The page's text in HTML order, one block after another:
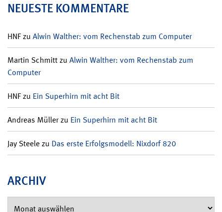
NEUESTE KOMMENTARE
HNFzu Alwin Walther: vom Rechenstab zum Computer
Martin Schmittzu Alwin Walther: vom Rechenstab zum
Computer
HNFzu Ein Superhirn mit acht Bit
Andreas Müllerzu Ein Superhirn mit acht Bit
Jay Steelezu Das erste Erfolgsmodell: Nixdorf 820
ARCHIV